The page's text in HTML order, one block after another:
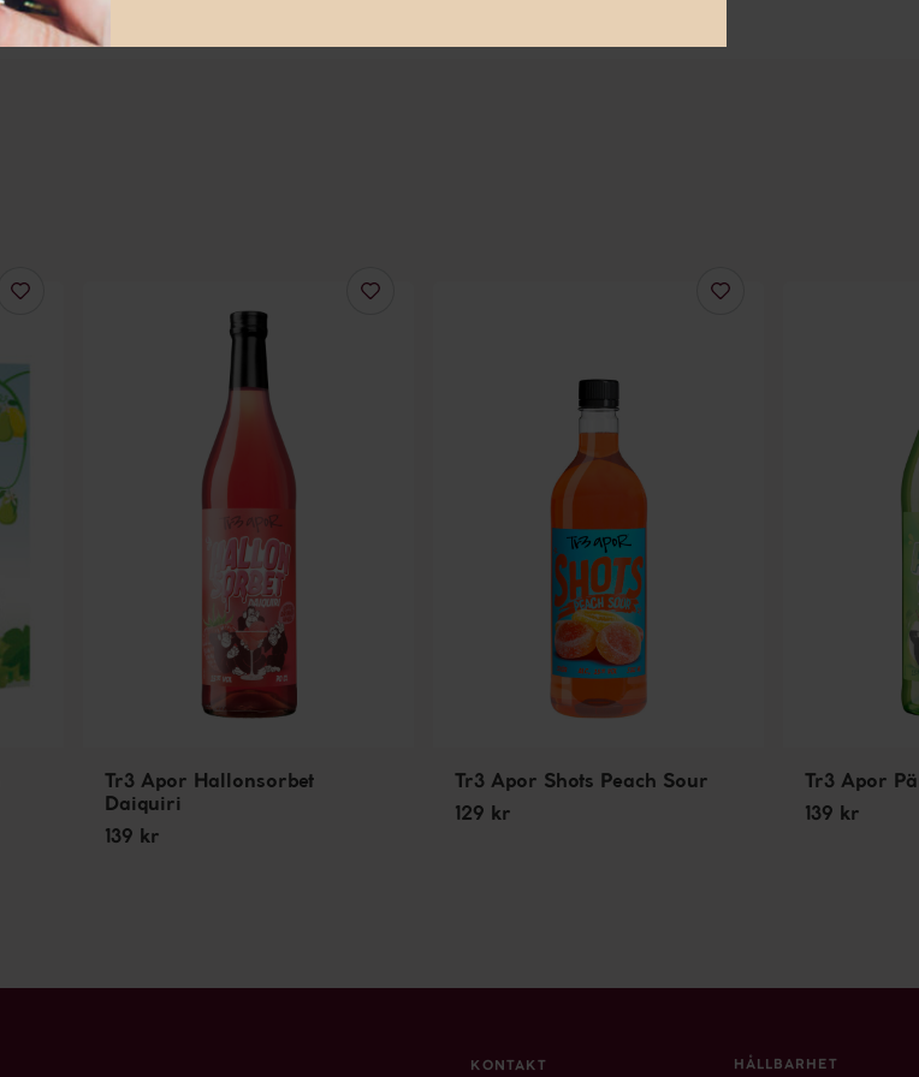
Tr3 Apor Hallonsorbet
Daiquiri
139 kr
Tr3 Apor Shots Peach Sour
129 kr
Tr3 Apor
139 kr
KONTAKT HÅLLBARHET